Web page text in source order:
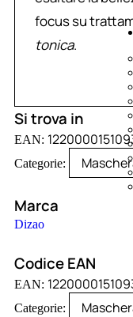
focus su
tonica.
Si trova in
EAN:
Categorie:
Marca
Dizao
Codice EAN
EAN:
Categorie: